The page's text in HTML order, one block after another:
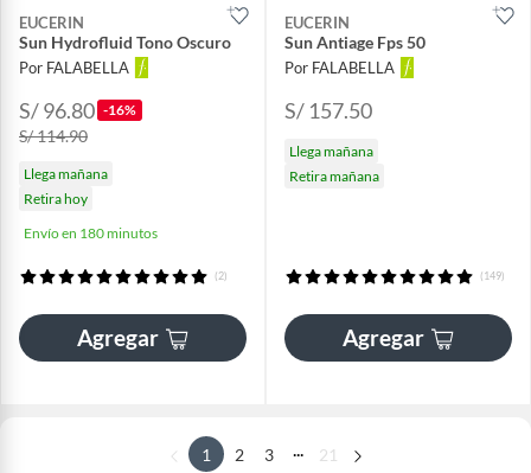
EUCERIN
Sun Hydrofluid Tono Oscuro
Por FALABELLA
S/ 96.80 -16%
S/ 114.90
Llega mañana
Retira hoy
Envío en 180 minutos
(2)
Agregar
EUCERIN
Sun Antiage Fps 50
Por FALABELLA
S/ 157.50
Llega mañana
Retira mañana
(149)
Agregar
1 2 3 21